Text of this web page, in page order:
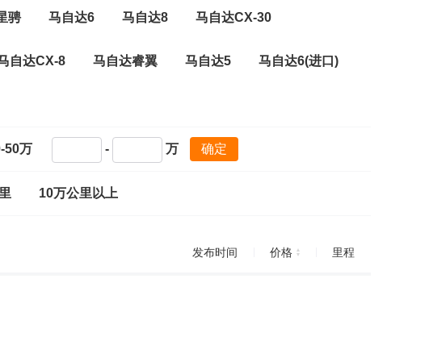
骋 马自达6 马自达8 马自达CX-30
自达CX-8 马自达睿翼 马自达5 马自达6(进口)
50万 - 万 确定
10万公里以上
发布时间 价格 里程